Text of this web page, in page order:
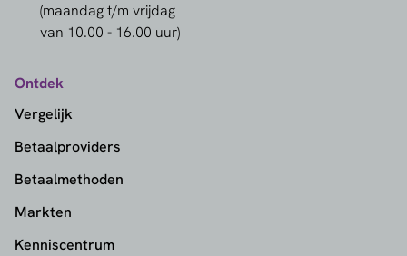
(maandag t/m vrijdag
van 10.00 - 16.00 uur)
Ontdek
Vergelijk
Betaalproviders
Betaalmethoden
Markten
Kenniscentrum